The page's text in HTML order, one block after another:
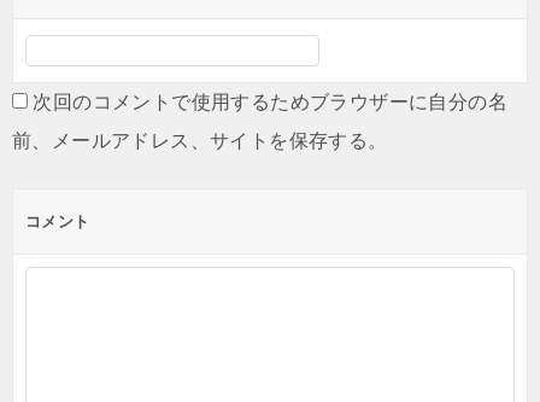
次回のコメントで使用するためブラウザーに自分の名
前、メールアドレス、サイトを保存する。
コメント